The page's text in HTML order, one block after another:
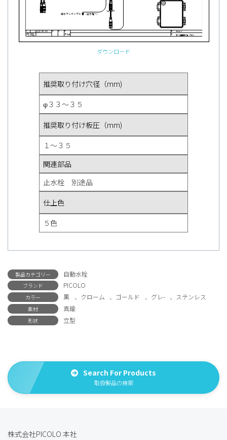
ダウンロード
推奨取り付け穴径（mm)
φ３３〜３５
推奨取り付け板圧（mm)
１〜３５
関連部品
止水栓 別途品
仕上色
５色
製品カテゴリー 自動水栓
ブランド PICOLO
カラー 黒 、 クローム 、 ゴールド 、 グレ- 、 ステンレス
素材 真鍮
形状 立型
Search For Products
取扱製品の検索
株式会社PICOLO 本社